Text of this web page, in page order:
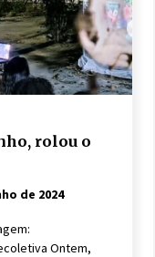
rolou o
de 2024
Ontem,